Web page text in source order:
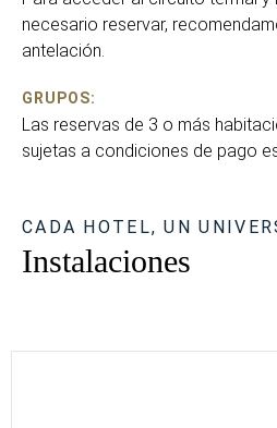
necesario reservar,
antelación.
GRUPOS:
Las reservas de 3 o más
sujetas a condiciones de pago
CADA HOTEL, UN
Instalaciones